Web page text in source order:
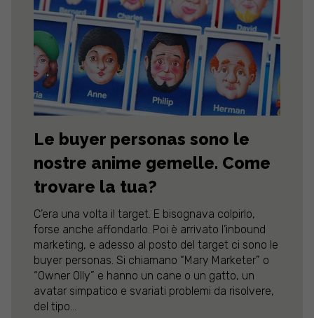
Le buyer personas sono le
nostre anime gemelle. Come
trovare la tua?
C’era una volta il target. E bisognava colpirlo,
forse anche affondarlo. Poi è arrivato l’inbound
marketing, e adesso al posto del target ci sono le
buyer personas. Si chiamano “Mary Marketer” o
“Owner Olly” e hanno un cane o un gatto, un
avatar simpatico e svariati problemi da risolvere,
del tipo...